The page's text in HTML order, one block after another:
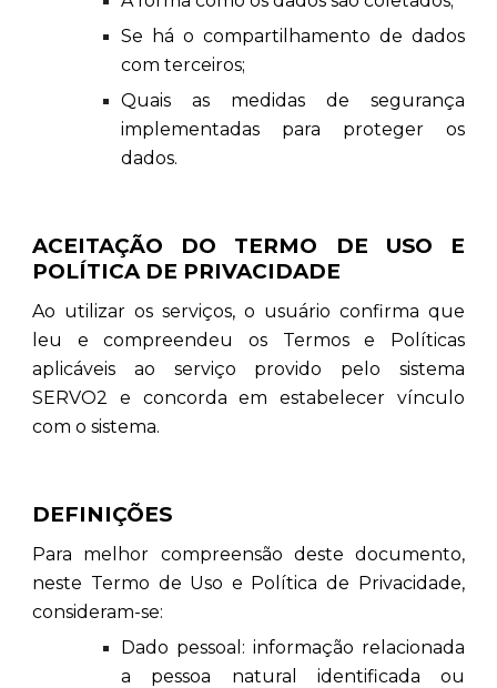
Se há o compartilhamento de dados
com terceiros;
Quais as medidas de segurança
implementadas para proteger os
dados.
ACEITAÇÃO DO TERMO DE USO E
POLÍTICA DE PRIVACIDADE
Ao utilizar os serviços, o usuário confirma que
leu e compreendeu os Termos e Políticas
aplicáveis ao serviço provido pelo sistema
SERVO2 e concorda em estabelecer vínculo
com o sistema.
DEFINIÇÕES
Para melhor compreensão deste documento,
neste Termo de Uso e Política de Privacidade,
consideram-se:
Dado pessoal: informação relacionada
a pessoa natural identificada ou